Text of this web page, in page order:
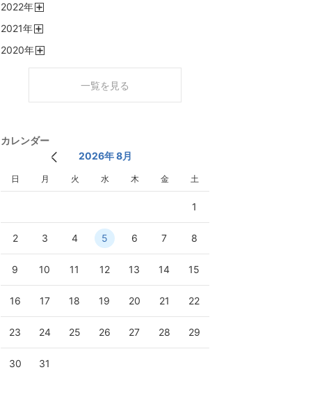
2022年
2021年
2020年
一覧を見る
カレンダー
2026年 8月
日 月 火 水 木 金 土
1
2 3 4 5 6 7 8
9 10 11 12 13 14 15
16 17 18 19 20 21 22
23 24 25 26 27 28 29
30 31